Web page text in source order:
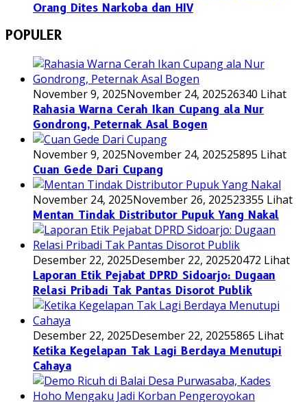
Orang Dites Narkoba dan HIV
POPULER
November 9, 2025November 24, 202526340 Lihat
Rahasia Warna Cerah Ikan Cupang ala Nur
Gondrong, Peternak Asal Bogen
November 9, 2025November 24, 202525895 Lihat
Cuan Gede Dari Cupang
November 24, 2025November 26, 202523355 Lihat
Mentan Tindak Distributor Pupuk Yang Nakal
Desember 22, 2025Desember 22, 202520472 Lihat
Laporan Etik Pejabat DPRD Sidoarjo: Dugaan
Relasi Pribadi Tak Pantas Disorot Publik
Desember 22, 2025Desember 22, 20255865 Lihat
Ketika Kegelapan Tak Lagi Berdaya Menutupi
Cahaya